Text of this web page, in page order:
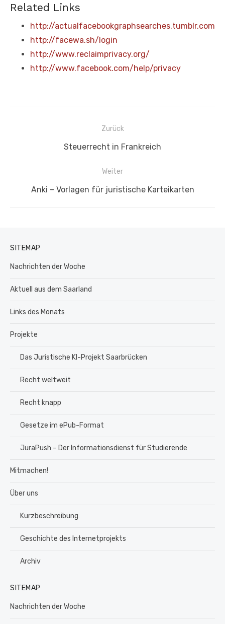
Related Links
http://actualfacebookgraphsearches.tumblr.com
http://facewa.sh/login
http://www.reclaimprivacy.org/
http://www.facebook.com/help/privacy
Beitragsnavigation
Zurück
Vorheriger
Steuerrecht in Frankreich
Weiter
Nächster
Anki – Vorlagen für juristische Karteikarten
SITEMAP
Nachrichten der Woche
Aktuell aus dem Saarland
Links des Monats
Projekte
Das Juristische KI-Projekt Saarbrücken
Recht weltweit
Recht knapp
Gesetze im ePub-Format
JuraPush – Der Informationsdienst für Studierende
Mitmachen!
Über uns
Kurzbeschreibung
Geschichte des Internetprojekts
Archiv
SITEMAP
Nachrichten der Woche